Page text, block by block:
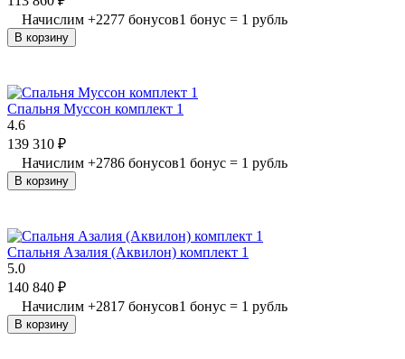
Начислим +2277 бонусов1 бонус = 1 рубль
В корзину
Спальня Муссон комплект 1
4.6
139 310 ₽
Начислим +2786 бонусов1 бонус = 1 рубль
В корзину
Спальня Азалия (Аквилон) комплект 1
5.0
140 840 ₽
Начислим +2817 бонусов1 бонус = 1 рубль
В корзину